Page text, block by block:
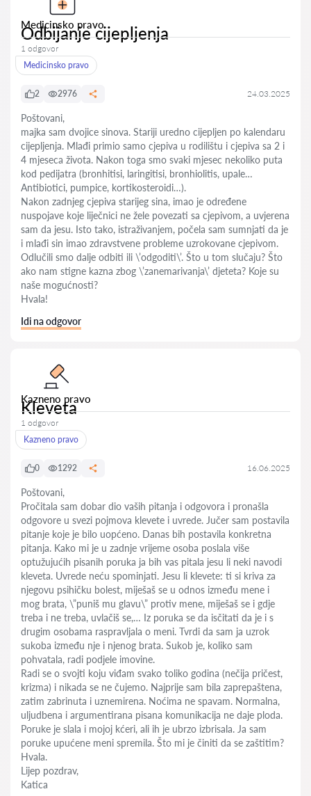
Medicinsko pravo
Odbijanje cijepljenja
1 odgovor
Medicinsko pravo
2 2976 24.03.2025
Poštovani,
majka sam dvojice sinova. Stariji uredno cijepljen po kalendaru
cijepljenja. Mlađi primio samo cjepiva u rodilištu i cjepiva sa 2 i
4 mjeseca života. Nakon toga smo svaki mjesec nekoliko puta
kod pedijatra (bronhitisi, laringitisi, bronhiolitis, upale…
Antibiotici, pumpice, kortikosteroidi…).
Nakon zadnjeg cjepiva starijeg sina, imao je određene
nuspojave koje liječnici ne žele povezati sa cjepivom, a uvjerena
sam da jesu. Isto tako, istraživanjem, počela sam sumnjati da je
i mlađi sin imao zdravstvene probleme uzrokovane cjepivom.
Odlučili smo dalje odbiti ili \’odgoditi\’. Što u tom slučaju? Što
ako nam stigne kazna zbog \’zanemarivanja\’ djeteta? Koje su
naše mogućnosti?
Hvala!
Idi na odgovor
Kazneno pravo
Kleveta
1 odgovor
Kazneno pravo
0 1292 16.06.2025
Poštovani,
Pročitala sam dobar dio vaših pitanja i odgovora i pronašla
odgovore u svezi pojmova klevete i uvrede. Jučer sam postavila
pitanje koje je bilo uopćeno. Danas bih postavila konkretna
pitanja. Kako mi je u zadnje vrijeme osoba poslala više
optužujućih pisanih poruka ja bih vas pitala jesu li neki navodi
kleveta. Uvrede neću spominjati. Jesu li klevete: ti si kriva za
njegovu psihičku bolest, miješaš se u odnos između mene i
mog brata, \”puniš mu glavu\” protiv mene, miješaš se i gdje
treba i ne treba, uvlačiš se,… Iz poruka se da isčitati da je i s
drugim osobama raspravljala o meni. Tvrdi da sam ja uzrok
sukoba između nje i njenog brata. Sukob je, koliko sam
pohvatala, radi podjele imovine.
Radi se o svojti koju viđam svako toliko godina (nečija pričest,
krizma) i nikada se ne čujemo. Najprije sam bila zaprepaštena,
zatim zabrinuta i uznemirena. Noćima ne spavam. Normalna,
uljudbena i argumentirana pisana komunikacija ne daje ploda.
Poruke je slala i mojoj kćeri, ali ih je ubrzo izbrisala. Ja sam
poruke upućene meni spremila. Što mi je činiti da se zaštitim?
Hvala.
Lijep pozdrav,
Katica